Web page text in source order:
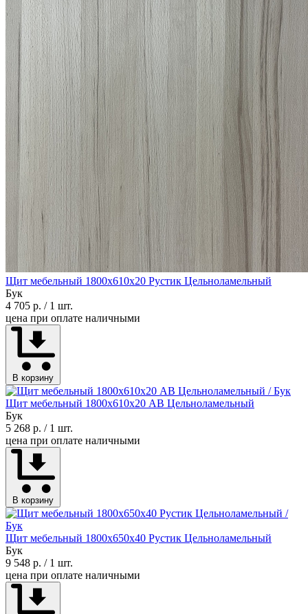
Щит мебельный 1800х610х20 Рустик Цельноламельный
Бук
4 705 р. / 1 шт.
цена при оплате наличными
В корзину
Щит мебельный 1800х610х20 АВ Цельноламельный
Бук
5 268 р. / 1 шт.
цена при оплате наличными
В корзину
Щит мебельный 1800х650х40 Рустик Цельноламельный
Бук
9 548 р. / 1 шт.
цена при оплате наличными